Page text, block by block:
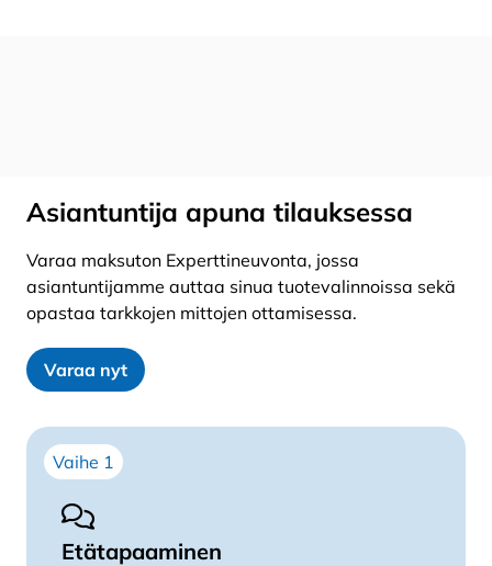
Asiantuntija apuna tilauksessa
Varaa maksuton Experttineuvonta, jossa
asiantuntijamme auttaa sinua tuotevalinnoissa sekä
opastaa tarkkojen mittojen ottamisessa.
Varaa nyt
Vaihe 1
Etätapaaminen